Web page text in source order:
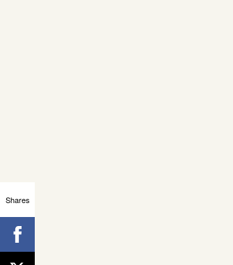
Shares